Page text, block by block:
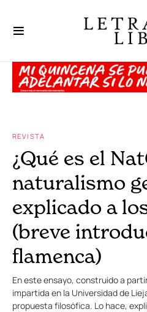
REVISTA
¿Qué es el
naturalismo
explicado a
(breve
flamenca)
En este ensayo, construido a
impartida en la Universidad de
propuesta filosófica. Lo hace,